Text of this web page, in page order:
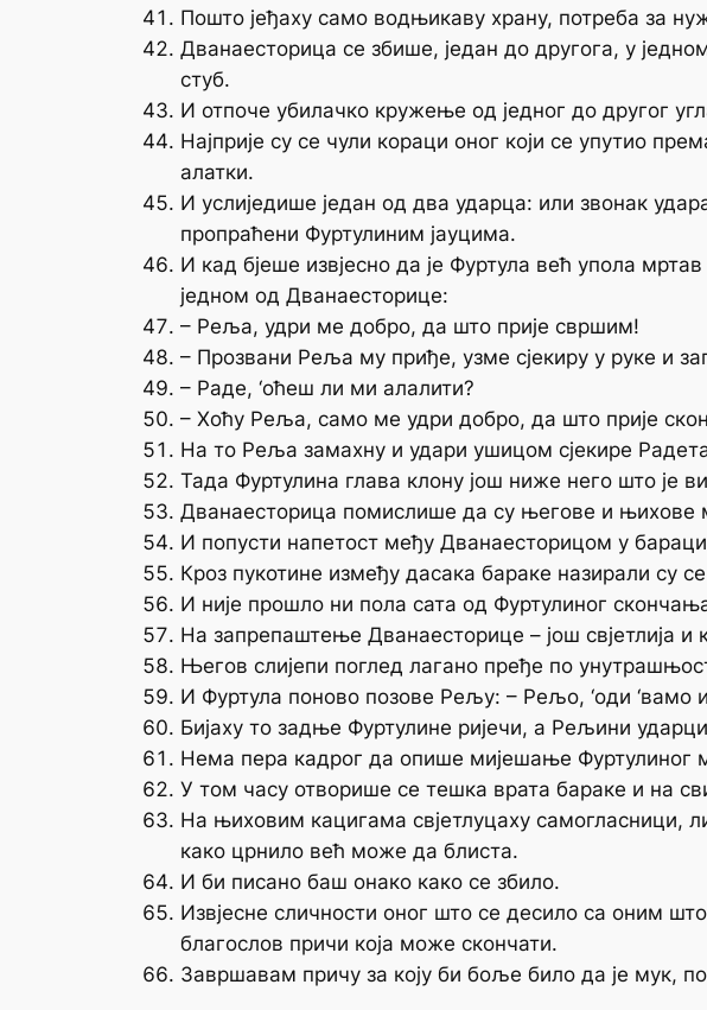
Пошто јеђаху само водњикаву храну, потреба за
Дванаесторица се збише, један до другога, у
стуб.
И отпоче убилачко кружење од једног до другог
Најприје су се чули кораци оног који се упутио
алатки.
И услиједише један од два ударца: или звонак
пропраћени Фуртулиним јауцима.
И кад бјеше извјесно да је Фуртула већ упола
једном од Дванаесторице:
– Реља, удри ме добро, да што прије свршим!
– Прозвани Реља му приђе, узме сјекиру у руке и
– Раде, ‘оћеш ли ми алалити?
– Хоћу Реља, само ме удри добро, да што прије
На то Реља замахну и удари ушицом сјекире
Тада Фуртулина глава клону још ниже него што је
Дванаесторица помислише да су његове и њихове
И попусти напетост међу Дванаесторицом у
Кроз пукотине између дасака бараке назирали су
И није прошло ни пола сата од Фуртулиног
На запрепаштење Дванаесторице – још свјетлија и
Његов слијепи поглед лагано пређе по
И Фуртула поново позове Рељу: – Рељо, ‘оди ‘вамо
Бијаху то задње Фуртулине ријечи, а Рељини
Нема пера кадрог да опише мијешање Фуртулиног
У том часу отворише се тешка врата бараке и на
На њиховим кацигама свјетлуцаху самогласници,
како црнило већ може да блиста.
И би писано баш онако како се збило.
Извјесне сличности оног што се десило са оним
благослов причи која може скончати.
Завршавам причу за коју би боље било да је мук,